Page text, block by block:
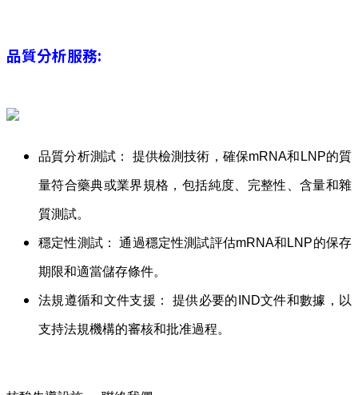
品質分析服務:
品質分析測試： 提供檢測技術，確保mRNA和LNP的質
量符合藥典或業界規格，包括純度、完整性、含量和雜
質測試。
穩定性測試： 通過穩定性測試評估mRNA和LNP的保存
期限和適當儲存條件。
法規遵循和文件支援： 提供必要的IND文件和數據，以
支持法規機構的審核和批准過程。